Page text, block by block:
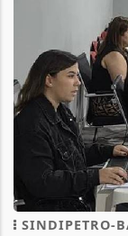
SINDIPETRO-